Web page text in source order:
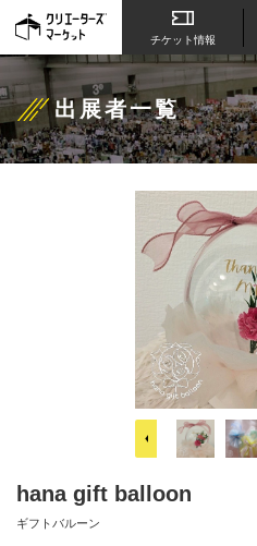
出展者一覧
hana gift balloon
ギフトバルーン
チケット情報